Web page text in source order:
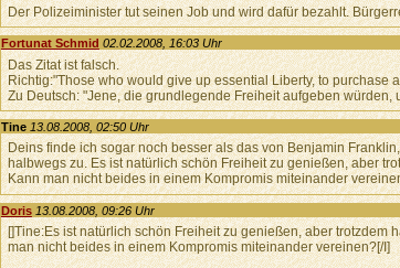
Der Polizeiminister tut seinen Job und wird dafür bezahlt.
Fortunat Schmid 02.02.2008, 16:03 Uhr
Das Zitat ist falsch.
Richtig:"Those who would give up essential Liberty, to purchase
Zu Deutsch: "Jene, die grundlegende Freiheit aufgeben
Tine 13.08.2008, 02:50 Uhr
Deins finde ich sogar noch besser als das von Benjamin
halbwegs zu. Es ist natürlich schön Freiheit zu genießen, aber
Kann man nicht beides in einem Kompromis miteinander
Doris 13.08.2008, 09:26 Uhr
[]Tine:Es ist natürlich schön Freiheit zu genießen, aber
man nicht beides in einem Kompromis miteinander vereinen?[/I]